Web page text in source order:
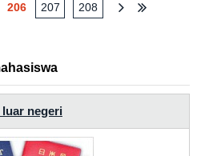
206 207 208
negeri